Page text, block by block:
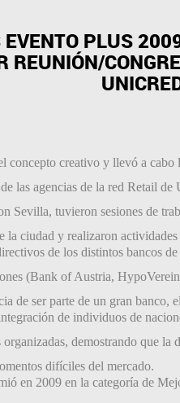
PLUS
REUNIÓN/
concepto creativo y llevó a
las agencias de la red Retail
Sevilla, tuvieron sesiones de
la ciudad y realizaron
de los distintos bancos
(Bank of Austria,
de ser parte de un gran banco,
de individuos de
organizadas, demostrando que
difíciles del mercado.
en 2009 en la categoría de